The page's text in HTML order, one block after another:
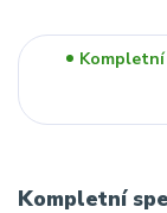
Kompletní